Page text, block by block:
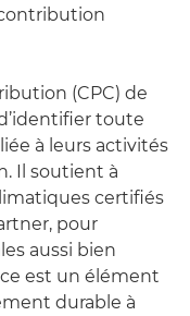
(CPC) de
toute
à leurs activités
Il soutient à
certifiés
pour
aussi bien
est un élément
durable à